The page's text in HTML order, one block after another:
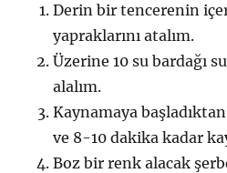
Derin bir tencerenin
yapraklarını atalım.
Üzerine 10 su bardağı
alalım.
Kaynamaya başladıktan
ve 8-10 dakika kadar
Boz bir renk alacak